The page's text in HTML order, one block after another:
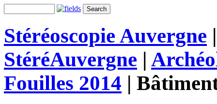
Stéréoscopie Auvergne
StéréAuvergne |
Fouilles 2014 |